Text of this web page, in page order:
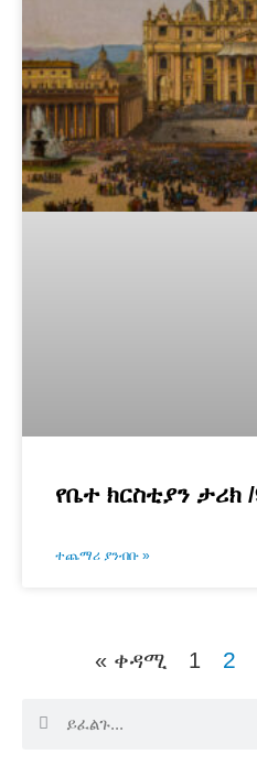
የቤተ ክርስቲያን ታሪክ
ተጨማሪ ያንብቡ »
« ቀዳሚ 1 2